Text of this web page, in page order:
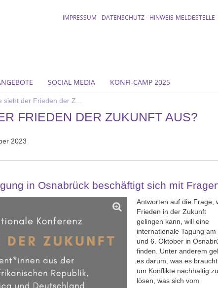
IMPRESSUM DATENSCHUTZ HINWEIS-MELDESTELLE
SOCIAL MEDIA KONFI-CAMP 2025
sieht der Frieden der Z...
FRIEDEN DER ZUKUNFT AUS?
2023
in Osnabrück beschäftigt sich mit
Antworten auf die Frage,
Frieden in der Zukunft
gelingen kann, will eine
internationale Tagung am
und 6. Oktober in
finden. Unter anderem
es darum, was es braucht,
um Konflikte nachhaltig zu
lösen, was sich vom